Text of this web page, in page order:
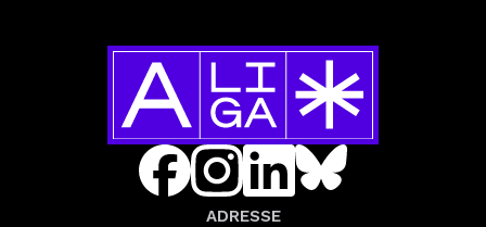
ADRESSE